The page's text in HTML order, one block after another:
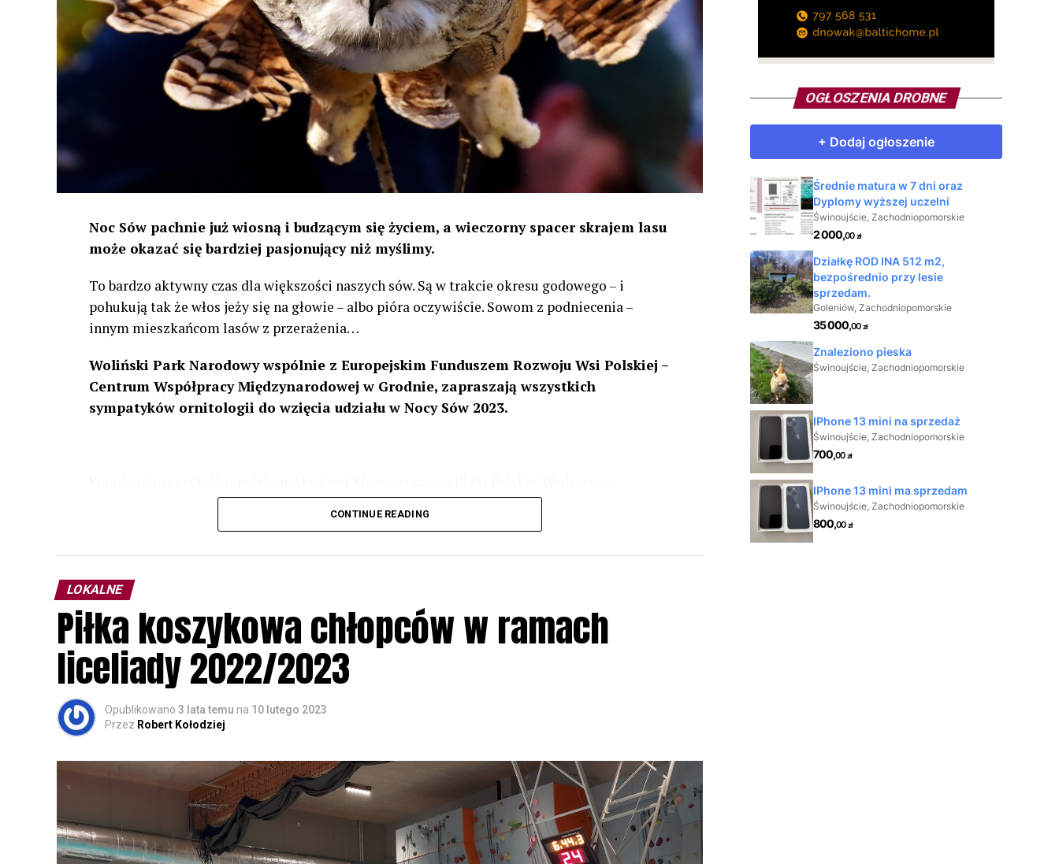
Noc Sów pachnie już wiosną i budzącym się życiem, a wieczorny spacer skrajem lasu
może okazać się bardziej pasjonujący niż myślimy.
To bardzo aktywny czas dla większości naszych sów. Są w trakcie okresu godowego – i
pohukują tak że włos jeży się na głowie – albo pióra oczywiście. Sowom z podniecenia –
innym mieszkańcom lasów z przerażenia…
Woliński Park Narodowy wspólnie z Europejskim Funduszem Rozwoju Wsi Polskiej –
Centrum Współpracy Międzynarodowej w Grodnie, zapraszają wszystkich
sympatyków ornitologii do wzięcia udziału w Nocy Sów 2023.
odbędzie się w dniach24 i 25 lutego 2023 r. wg harmonogramu przedstawionego na
Wszystkich uczestników zapraszamy do udziału w Akcji, włączenia się w aktywne
rozpoznawanie głosów sów i wymianę doświadczeń przy grillu.Na wydarzenie obowiązują
zapisy.
CONTINUE READING
LOKALNE
Piłka koszykowa chłopców w ramach
liceliady 2022/2023
Opublikowano 3 lata temu na 10 lutego 2023
Przez Robert Kołodziej
OGŁOSZENIA DROBNE